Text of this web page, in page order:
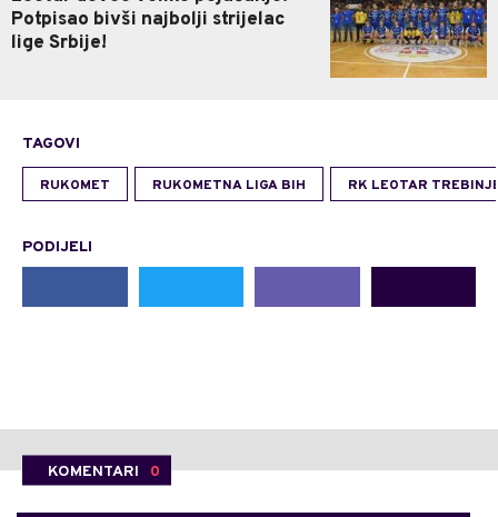
Potpisao bivši najbolji strijelac
lige Srbije!
TAGOVI
RUKOMET RUKOMETNA LIGA BIH RK LEOTAR
PODIJELI
KOMENTARI 0